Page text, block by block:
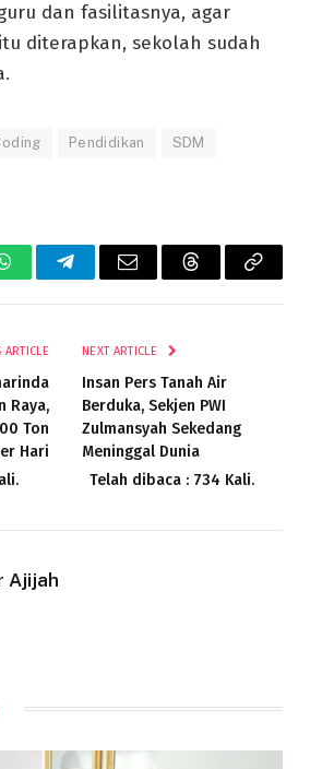
dan fasilitasnya, agar
diterapkan, sekolah sudah
Pendidikan SDM
WhatsAppTelegramEmail ThreadsCopy
ARTICLE
Raya,
Ton
Hari
NEXT ARTICLE
Insan Pers Tanah Air
Berduka, Sekjen PWI
Zulmansyah Sekedang
Meninggal Dunia
Telah dibaca : 734 Kali.
Ajijah